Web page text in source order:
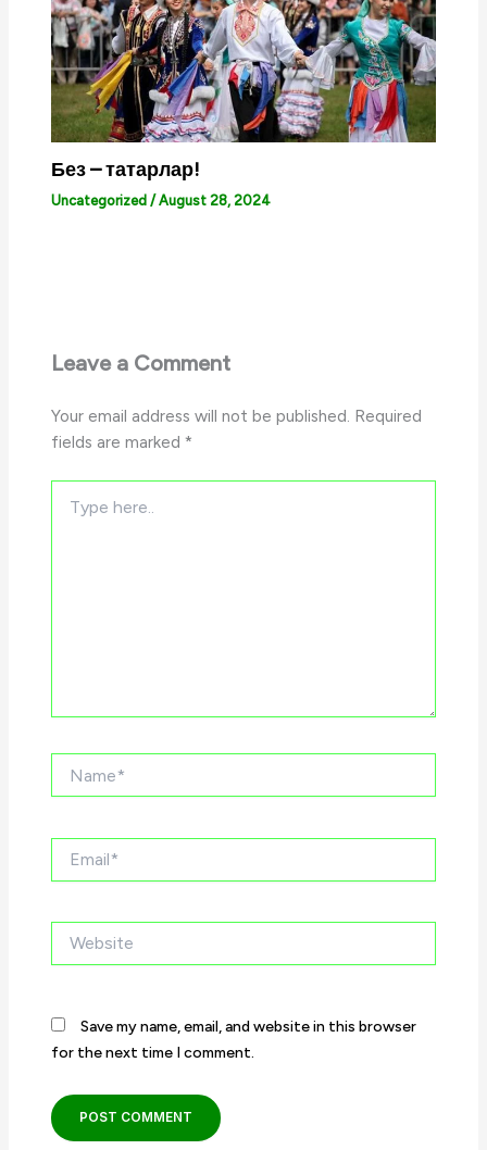
Без – татарлар!
Uncategorized /August 28, 2024
Leave a Comment
Your email address will not be published. Required
fields are marked*
here..
Save my name, email, and website in this browser
for the next time I comment.